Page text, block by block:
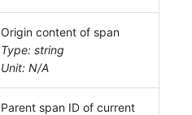
Origin content of span
Type: string
Unit: N/A
Parent span ID of current